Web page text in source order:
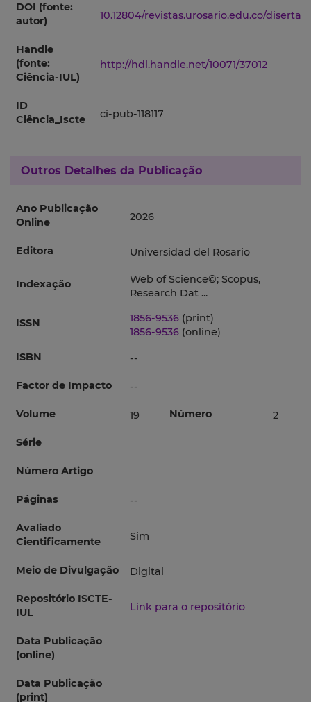
DOI (fonte:
autor)
10.12804/revistas.urosario.edu.co/
Handle
(fonte:
Ciência-IUL)
http://hdl.handle.net/10071/37012
ID
Ciência_Iscte
ci-pub-118117
Outros Detalhes da Publicação
Ano Publicação
Online
2026
Editora Universidad del Rosario
Indexação
Web of Science©; Scopus,
Research Dat ...
ISSN 1856-9536 (print)
1856-9536 (online)
ISBN
--
Factor de Impacto --
Volume 19 Número 2
Série
Número Artigo
Páginas --
Avaliado
Cientificamente
Sim
Meio de Divulgação Digital
Repositório ISCTE-
IUL
Link para o repositório
Data Publicação
(online)
Data Publicação
(print)